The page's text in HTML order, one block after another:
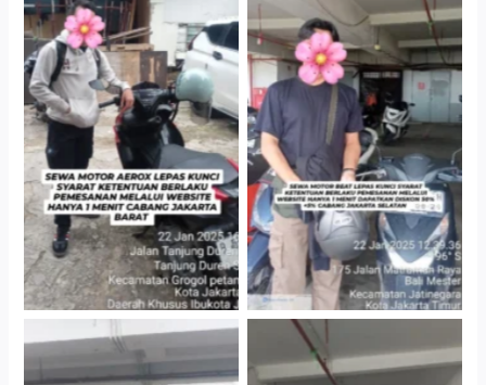
Cabang Jakarta Barat
Cityplaza Jatinegara
Gedung Parkir P6A